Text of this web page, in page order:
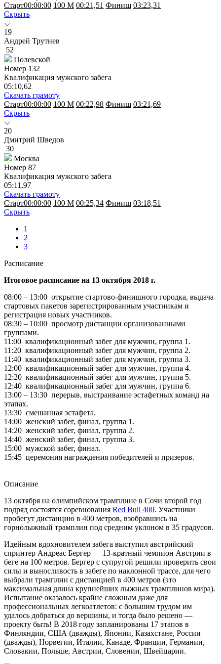
Старт00:00:00 100 M 00:21,51 Финиш 03:23,31
Скрыть
19
Андрей Трутнев
52
Полевской
Номер 132
Квалификация мужского забега
05:10,62
Скачать грамоту
Старт00:00:00 100 M 00:22,98 Финиш 03:21,69
Скрыть
20
Дмитрий Шведов
30
Москва
Номер 87
Квалификация мужского забега
05:11,97
Скачать грамоту
Старт00:00:00 100 M 00:25,34 Финиш 03:18,51
Скрыть
1
2
3
Расписание
Итоговое расписание на 13 октября 2018 г.
08:00 – 13:00 открытие стартово-финишного городка, выдача
стартовых пакетов зарегистрированным участникам и
регистрация новых участников.
08:30 – 10:00 просмотр дистанции организованными
группами.
11:00 квалификационный забег для мужчин, группа 1.
11:20 квалификационный забег для мужчин, группа 2.
11:40 квалификационный забег для мужчин, группа 3.
12:00 квалификационный забег для мужчин, группа 4.
12:20 квалификационный забег для мужчин, группа 5.
12:40 квалификационный забег для мужчин, группа 6.
13:00 – 13:30 перерыв, выстраивание эстафетных команд на
этапах.
13:30 смешанная эстафета.
14:00 женский забег, финал, группа 1.
14:20 женский забег, финал, группа 2.
14:40 женский забег, финал, группа 3.
15:00 мужской забег, финал.
15:45 церемония награждения победителей и призеров.
Описание
13 октября на олимпийском трамплине в Сочи второй год
подряд состоятся соревнования Red Bull 400. Участники
пробегут дистанцию в 400 метров, взобравшись на
горнолыжный трамплин под средним уклоном в 35 градусов.
Идейным вдохновителем забега выступил австрийский
спринтер Андреас Бергер — 13-кратный чемпион Австрии в
беге на 100 метров. Бергер с супругой решили проверить свои
силы и выносливость в забеге по наклонной трассе, для чего
выбрали трамплин с дистанцией в 400 метров (это
максимальная длина крупнейших лыжных трамплинов мира).
Испытание оказалось крайне сложным даже для
профессиональных легкоатлетов: с большим трудом им
удалось добраться до вершины, и тогда было решено —
проекту быть! В 2018 году запланированы 17 этапов в
Финляндии, США (дважды), Японии, Казахстане, России
(дважды), Норвегии, Италии, Канаде, Франции, Германии,
Словакии, Польше, Австрии, Словении, Швейцарии.